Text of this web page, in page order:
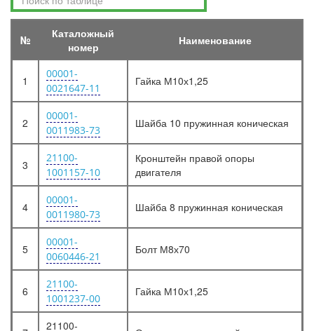
№
Каталожный
номер
Наименование
1
00001-
0021647-11
Гайка М10х1,25
2
00001-
0011983-73
Шайба 10 пружинная коническая
3
21100-
1001157-10
Кронштейн правой опоры
двигателя
4
00001-
0011980-73
Шайба 8 пружинная коническая
5
00001-
0060446-21
Болт М8х70
6
21100-
1001237-00
Гайка М10х1,25
21100-